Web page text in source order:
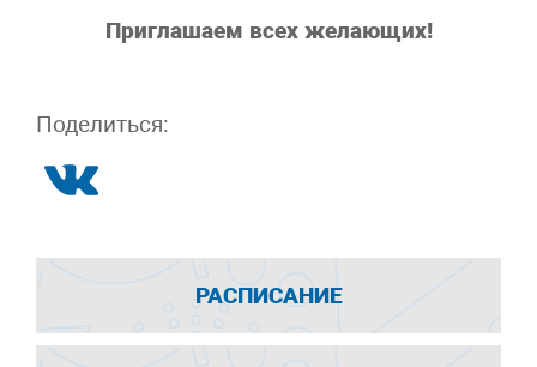
Приглашаем всех желающих!
Поделиться:
РАСПИСАНИЕ